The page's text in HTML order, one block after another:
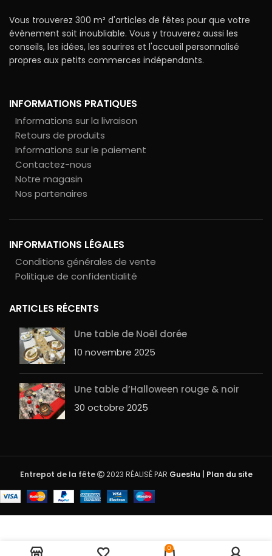
Vous trouverez 300 m² d'articles de fêtes pour que votre
évènement soit inoubliable. Vous y trouverez aussi les
conseils, les idées, les sourires et l'accueil personnalisé
propres aux petits commerces indépendants.
INFORMATIONS PRATIQUES
Informations sur la livraison
Retours de produits
Informations sur le paiement
Contactez-nous
Notre magasin
Nos partenaires
INFORMATIONS LÉGALES
Conditions générales de vente
Politique de confidentialité
ARTICLES RÉCENTS
Une table de Noël dorée
10 novembre 2025
Une table d’Halloween rouge & noir
30 octobre 2025
Entrepot de la fête 2023 RÉALISÉ PAR GuesHu Plan du site
0